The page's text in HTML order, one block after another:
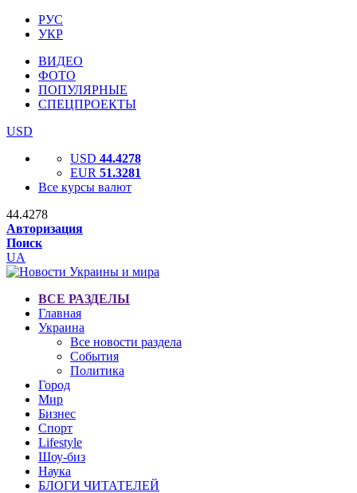
РУС
УКР
ВИДЕО
ФОТО
ПОПУЛЯРНЫЕ
СПЕЦПРОЕКТЫ
USD
USD 44.4278
EUR 51.3281
Все курсы валют
44.4278
Авторизация
Поиск
UA
ВСЕ РАЗДЕЛЫ
Главная
Украина
Все новости раздела
События
Политика
Город
Мир
Бизнес
Спорт
Lifestyle
Шоу-биз
Наука
БЛОГИ ЧИТАТЕЛЕЙ